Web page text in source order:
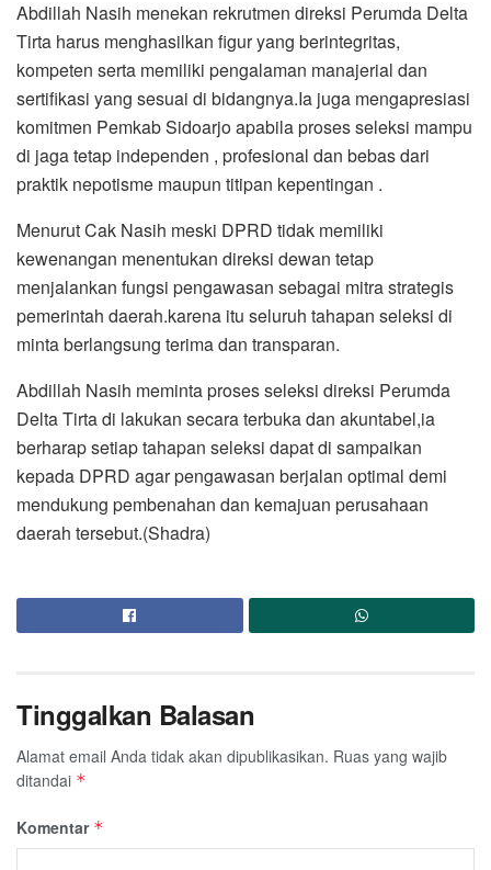
Abdillah Nasih menekan rekrutmen direksi Perumda Delta
Tirta harus menghasilkan figur yang berintegritas,
kompeten serta memiliki pengalaman manajerial dan
sertifikasi yang sesuai di bidangnya.Ia juga mengapresiasi
komitmen Pemkab Sidoarjo apabila proses seleksi mampu
di jaga tetap independen , profesional dan bebas dari
praktik nepotisme maupun titipan kepentingan .
Menurut Cak Nasih meski DPRD tidak memiliki
kewenangan menentukan direksi dewan tetap
menjalankan fungsi pengawasan sebagai mitra strategis
pemerintah daerah.karena itu seluruh tahapan seleksi di
minta berlangsung terima dan transparan.
Abdillah Nasih meminta proses seleksi direksi Perumda
Delta Tirta di lakukan secara terbuka dan akuntabel,ia
berharap setiap tahapan seleksi dapat di sampaikan
kepada DPRD agar pengawasan berjalan optimal demi
mendukung pembenahan dan kemajuan perusahaan
daerah tersebut.(Shadra)
Tinggalkan Balasan
Alamat email Anda tidak akan dipublikasikan. Ruas yang wajib
ditandai *
Komentar *